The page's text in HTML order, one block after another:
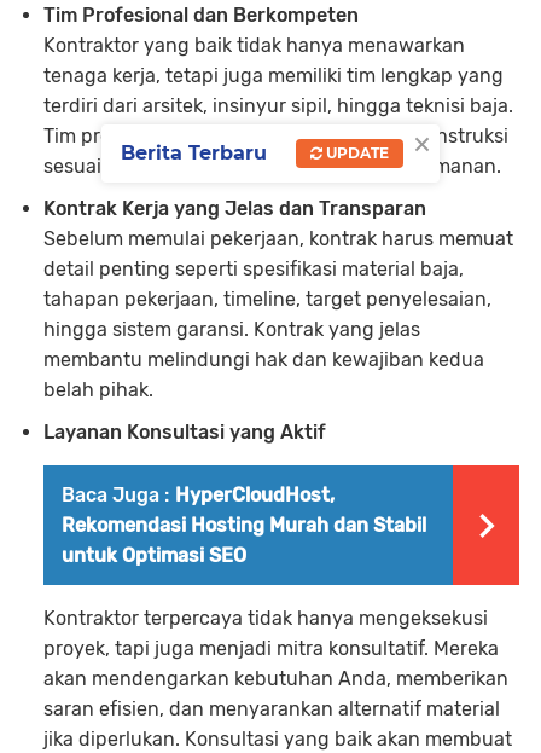
Tim Profesional dan Berkompeten
Kontraktor yang baik tidak hanya menawarkan
tenaga kerja, tetapi juga memiliki tim lengkap yang
terdiri dari arsitek, insinyur sipil, hingga teknisi baja.
Tim profesional akan memastikan desain konstruksi
sesuai perhitungan beban dan standar keamanan.
Kontrak Kerja yang Jelas dan Transparan
Sebelum memulai pekerjaan, kontrak harus memuat
detail penting seperti spesifikasi material baja,
tahapan pekerjaan, timeline, target penyelesaian,
hingga sistem garansi. Kontrak yang jelas
membantu melindungi hak dan kewajiban kedua
belah pihak.
Layanan Konsultasi yang Aktif
Baca Juga : HyperCloudHost,
Rekomendasi Hosting Murah dan Stabil
untuk Optimasi SEO
Kontraktor terpercaya tidak hanya mengeksekusi
proyek, tapi juga menjadi mitra konsultatif. Mereka
akan mendengarkan kebutuhan Anda, memberikan
saran efisien, dan menyarankan alternatif material
jika diperlukan. Konsultasi yang baik akan membuat
×
Berita Terbaru UPDATE